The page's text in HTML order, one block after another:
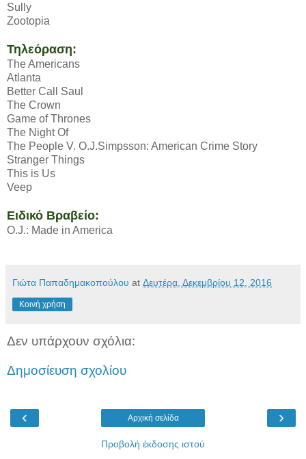
Sully
Zootopia
Τηλεόραση:
The Americans
Atlanta
Better Call Saul
The Crown
Game of Thrones
The Night Of
The People V. O.J.Simpsson: American Crime Story
Stranger Things
This is Us
Veep
Ειδικό Βραβείο:
O.J.: Made in America
Γιώτα Παπαδημακοπούλου at Δευτέρα, Δεκεμβρίου 12, 2016
Κοινή χρήση
Δεν υπάρχουν σχόλια:
Δημοσίευση σχολίου
‹ ›
Αρχική σελίδα
Προβολή έκδοσης ιστού